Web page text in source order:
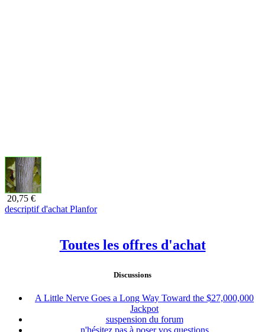
20,75 €
descriptif d'achat Planfor
Toutes les offres d'achat
Discussions
A Little Nerve Goes a Long Way Toward the $27,000,000
Jackpot
suspension du forum
n'hésitez pas à poser vos questions